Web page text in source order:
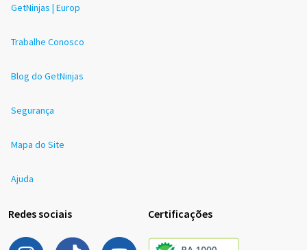
GetNinjas | Europ
Trabalhe Conosco
Blog do GetNinjas
Segurança
Mapa do Site
Ajuda
Redes sociais Certificações